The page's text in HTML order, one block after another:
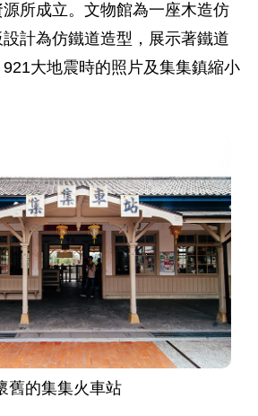
所成立。文物館為一座木造仿
計為仿鐵道造型，展示著鐵道
大地震時的照片及集集鎮縮小
舊的集集火車站